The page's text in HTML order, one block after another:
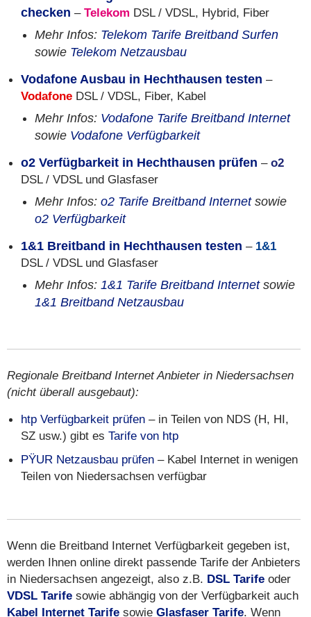
checken – Telekom DSL / VDSL, Hybrid, Fiber
Mehr Infos: Telekom Tarife Breitband Surfen
sowie Telekom Netzausbau
Vodafone Ausbau in Hechthausen testen –
Vodafone DSL / VDSL, Fiber, Kabel
Mehr Infos: Vodafone Tarife Breitband Internet
sowie Vodafone Verfügbarkeit
o2 Verfügbarkeit in Hechthausen prüfen – o2
DSL / VDSL und Glasfaser
Mehr Infos: o2 Tarife Breitband Internetsowie
o2 Verfügbarkeit
1&1 Breitband in Hechthausen testen – 1&1
DSL / VDSL und Glasfaser
Mehr Infos: 1&1 Tarife Breitband Internetsowie
1&1 Breitband Netzausbau
Regionale Breitband Internet Anbieter in Niedersachsen
(nicht überall ausgebaut):
htp Verfügbarkeit prüfen – in Teilen von NDS (H, HI,
SZ usw.) gibt es Tarife von htp
PŸUR Netzausbau prüfen – Kabel Internet in wenigen
Teilen von Niedersachsen verfügbar
Wenn die Breitband Internet Verfügbarkeit gegeben ist,
werden Ihnen online direkt passende Tarife der Anbieters
in Niedersachsen angezeigt, also z.B. DSL Tarife oder
VDSL Tarife sowie abhängig von der Verfügbarkeit auch
Kabel Internet Tarife sowie Glasfaser Tarife. Wenn